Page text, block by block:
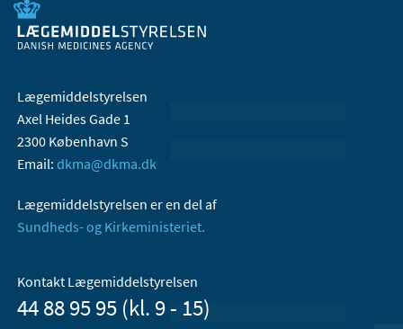
Lægemiddelstyrelsen
Axel Heides Gade 1
2300 København S
Email: dkma@dkma.dk
Lægemiddelstyrelsen er en del af
Sundheds- og Kirkeministeriet.
Kontakt Lægemiddelstyrelsen
44 88 95 95 (kl. 9 - 15)